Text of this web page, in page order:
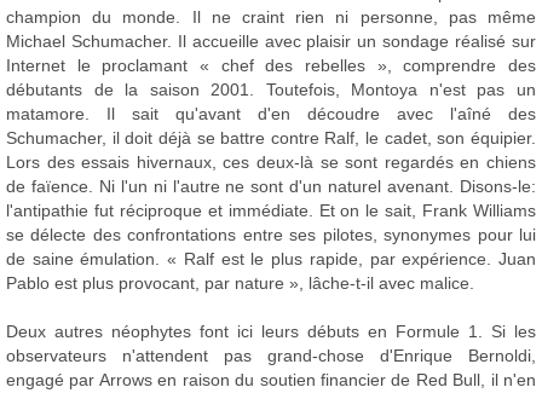
champion du monde. Il ne craint rien ni personne, pas même
Michael Schumacher. Il accueille avec plaisir un sondage réalisé sur
Internet le proclamant « chef des rebelles », comprendre des
débutants de la saison 2001. Toutefois, Montoya n'est pas un
matamore. Il sait qu'avant d'en découdre avec l'aîné des
Schumacher, il doit déjà se battre contre Ralf, le cadet, son équipier.
Lors des essais hivernaux, ces deux-là se sont regardés en chiens
de faïence. Ni l'un ni l'autre ne sont d'un naturel avenant. Disons-le:
l'antipathie fut réciproque et immédiate. Et on le sait, Frank Williams
se délecte des confrontations entre ses pilotes, synonymes pour lui
de saine émulation. « Ralf est le plus rapide, par expérience. Juan
Pablo est plus provocant, par nature », lâche-t-il avec malice.
Deux autres néophytes font ici leurs débuts en Formule 1. Si les
observateurs n'attendent pas grand-chose d'Enrique Bernoldi,
engagé par Arrows en raison du soutien financier de Red Bull, il n'en